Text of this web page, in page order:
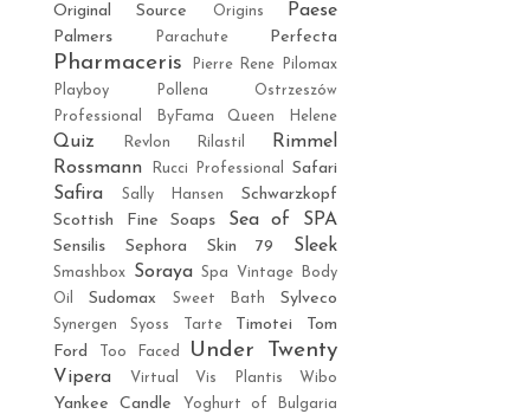
Original Source Origins Paese
Palmers Parachute Perfecta
Pharmaceris Pierre Rene
Pilomax
Playboy
Pollena Ostrzeszów
Professional ByFama
Queen Helene
Quiz Revlon Rilastil
Rimmel
Rossmann
Rucci Professional Safari
Safira Sally Hansen
Schwarzkopf
Scottish Fine Soaps
Sea of SPA
Sensilis Sephora Skin 79 Sleek
Smashbox Soraya Spa Vintage Body
Oil
Sudomax Sweet Bath Sylveco
Synergen Syoss Tarte Timotei
Tom
Ford
Too Faced Under Twenty
Vipera Virtual Vis Plantis Wibo
Yankee Candle
Yoghurt of Bulgaria